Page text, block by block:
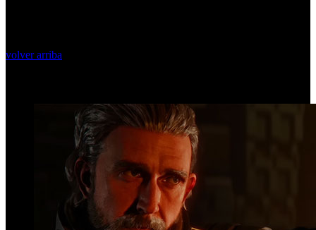
volver arriba